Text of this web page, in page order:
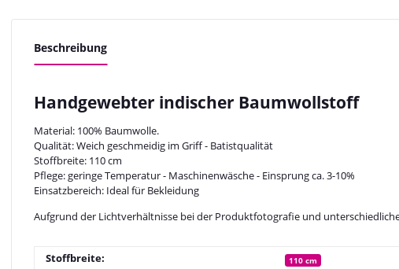
Beschreibung
Handgewebter indischer Baumwollstoff
Material: 100% Baumwolle.
Qualität: Weich geschmeidig im Griff - Batistqualität
Stoffbreite: 110 cm
Pflege: geringe Temperatur - Maschinenwäsche - Einsprung ca. 3-10%
Einsatzbereich: Ideal für Bekleidung
Aufgrund der Lichtverhältnisse bei der Produktfotografie und
Stoffbreite: 110 cm